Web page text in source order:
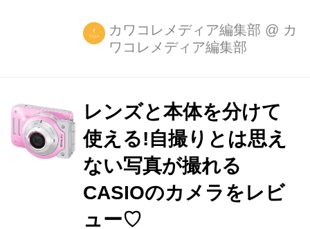
カワコレメディア編集部 @ カ
ワコレメディア編集部
レンズと本体を分けて
使える!自撮りとは思え
ない写真が撮れる
CASIOのカメラをレビ
ュー♡